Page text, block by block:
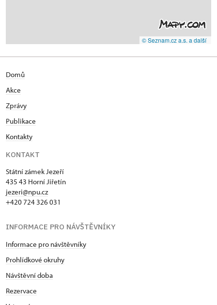
© Seznam.cz a.s. a další
Domů
Akce
Zprávy
Publikace
Kontakty
KONTAKT
Státní zámek Jezeří
435 43 Horní Jiřetín
jezeri@npu.cz
+420 724 326 031
INFORMACE PRO NÁVŠTĚVNÍKY
Informace pro návštěvníky
Prohlídkové okruhy
Návštěvní doba
Rezervace